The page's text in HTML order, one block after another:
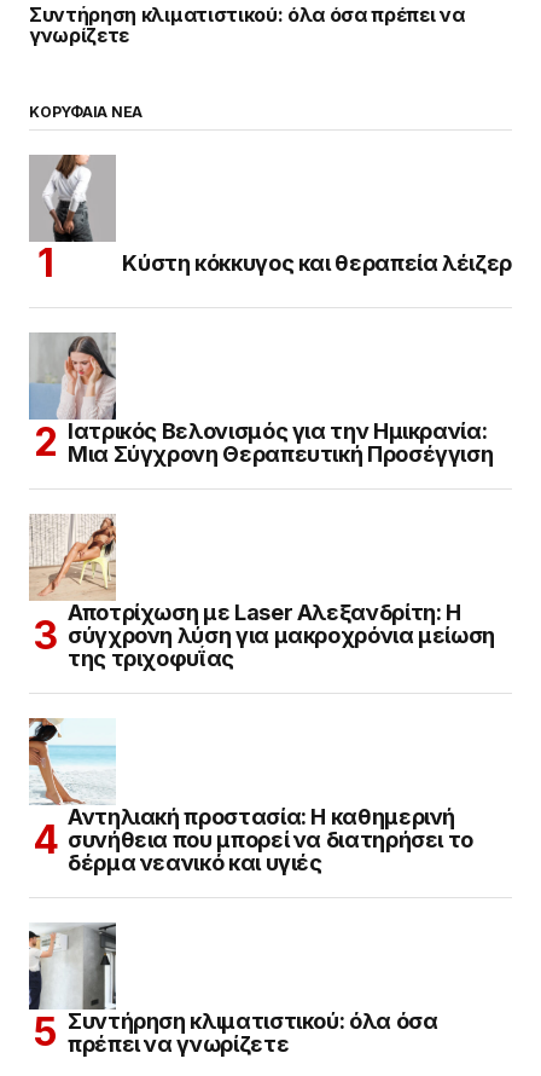
Συντήρηση κλιματιστικού: όλα όσα πρέπει να
γνωρίζετε
ΚΟΡΥΦΑΙΑ ΝΕΑ
Κύστη κόκκυγος και θεραπεία λέιζερ
Ιατρικός Βελονισμός για την Ημικρανία:
Μια Σύγχρονη Θεραπευτική Προσέγγιση
Αποτρίχωση με Laser Αλεξανδρίτη: Η
σύγχρονη λύση για μακροχρόνια μείωση
της τριχοφυΐας
Αντηλιακή προστασία: Η καθημερινή
συνήθεια που μπορεί να διατηρήσει το
δέρμα νεανικό και υγιές
Συντήρηση κλιματιστικού: όλα όσα
πρέπει να γνωρίζετε